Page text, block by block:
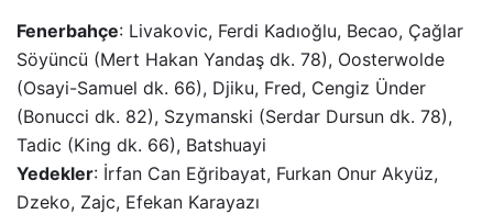
Fenerbahçe: Livakovic, Ferdi Kadıoğlu, Becao, Çağlar
Söyüncü (Mert Hakan Yandaş dk. 78), Oosterwolde
(Osayi-Samuel dk. 66), Djiku, Fred, Cengiz Ünder
(Bonucci dk. 82), Szymanski (Serdar Dursun dk. 78),
Tadic (King dk. 66), Batshuayi
Yedekler: İrfan Can Eğribayat, Furkan Onur Akyüz,
Dzeko, Zajc, Efekan Karayazı